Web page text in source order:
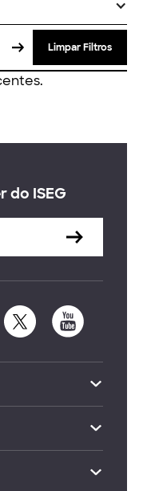
Limpar Filtros
do ISEG